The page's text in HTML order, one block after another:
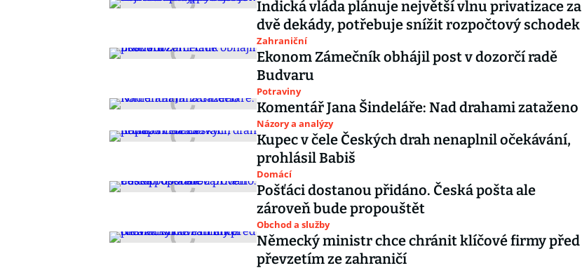
Indická vláda plánuje největší vlnu privatizace za
dvě dekády, potřebuje snížit rozpočtový schodek
Zahraniční
Ekonom Zámečník obhájil post v dozorčí radě
Budvaru
Potraviny
Komentář Jana Šindeláře: Nad drahami zataženo
Názory a analýzy
Kupec v čele Českých drah nenaplnil očekávání,
prohlásil Babiš
Domácí
Pošťáci dostanou přidáno. Česká pošta ale
zároveň bude propouštět
Obchod a služby
Německý ministr chce chránit klíčové firmy před
převzetím ze zahraničí